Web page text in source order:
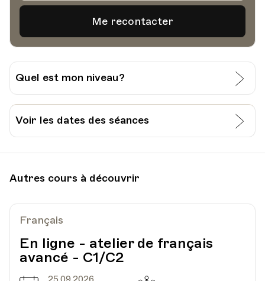
Quel est mon niveau?
J’évalue moi-même mon niveau:
Grille pour l’auto-évaluation du CECR
Lausanne:
Voir les dates des séances
Date15.02.2021 Heure
18.30
Autres cours à découvrir
Français
En ligne - atelier de français
avancé - C1/C2